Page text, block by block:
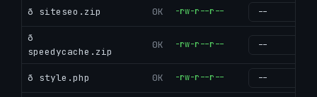
ð siteseo.zip 0K -rw-r--r--
ð
speedycache.zip
0K -rw-r--r--
ð style.php 0K -rw-r--r--